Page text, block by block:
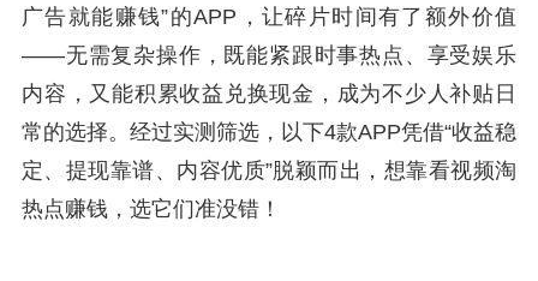
广告就能赚钱”的APP，让碎片时间有了额外价值
——无需复杂操作，既能紧跟时事热点、享受娱乐
内容，又能积累收益兑换现金，成为不少人补贴日
常的选择。经过实测筛选，以下4款APP凭借“收益稳
定、提现靠谱、内容优质”脱颖而出，想靠看视频淘
热点赚钱，选它们准没错！